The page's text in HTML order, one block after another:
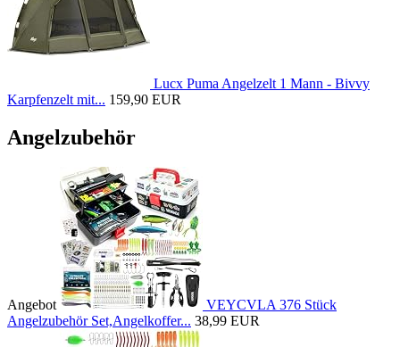
Lucx Puma Angelzelt 1 Mann - Bivvy
Karpfenzelt mit... 159,90 EUR
Angelzubehör
Angebot
VEYCVLA 376 Stück
Angelzubehör Set,Angelkoffer... 38,99 EUR